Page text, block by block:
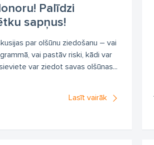
Palīdzi
sapņus!
par olšūnu ziedošanu – vai
vai pastāv riski, kādi var
var ziedot savas olšūnas...
Lasīt vairāk